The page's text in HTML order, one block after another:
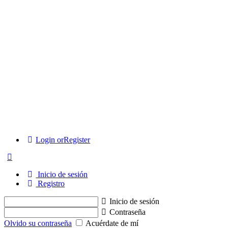
Login orRegister
Inicio de sesión
Registro
Inicio de sesión
Contraseña
Olvido su contraseña
Acuérdate de mí